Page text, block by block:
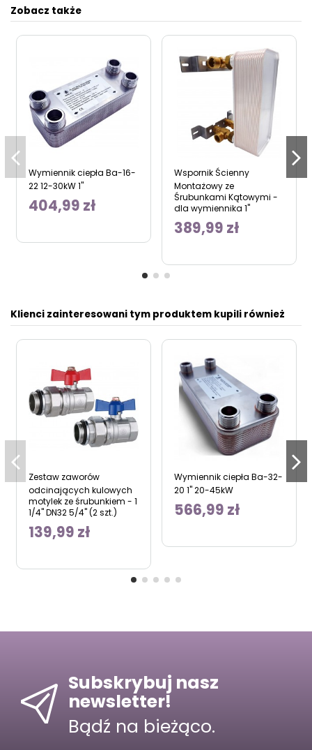
Zobacz także
Wymiennik ciepła Ba-16-
22 12-30kW 1"
404,99 zł
Wspornik Ścienny
Montażowy ze
Śrubunkami Kątowymi -
dla wymiennika 1"
389,99 zł
Klienci zainteresowani tym produktem kupili również
Zestaw zaworów
odcinających kulowych
motylek ze śrubunkiem - 1
1/4" DN32 5/4" (2 szt.)
139,99 zł
Wymiennik ciepła Ba-32-
20 1" 20-45kW
566,99 zł
Subskrybuj nasz
newsletter!
Bądź na bieżąco.